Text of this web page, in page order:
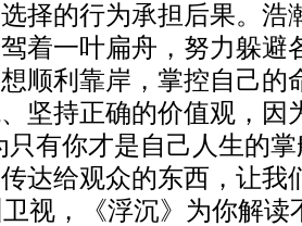
择的行为承担后果。浩
着一叶扁舟，努力躲避
顺利靠岸，掌控自己的
坚持正确的价值观，因
只有你才是自己人生的
达给观众的东西，让我
视，《浮沉》为你解读